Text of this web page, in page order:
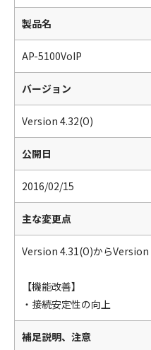
製品名
AP-5100VoIP
バージョン
Version 4.32(O)
公開日
2016/02/15
主な変更点
Version 4.31(O)からVersion
【機能改善】
・接続安定性の向上
補足説明、注意